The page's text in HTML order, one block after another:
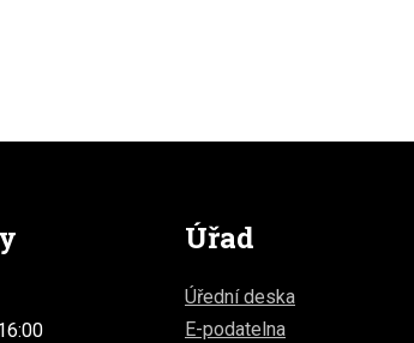
Úřad
Úřední deska
E-podatelna